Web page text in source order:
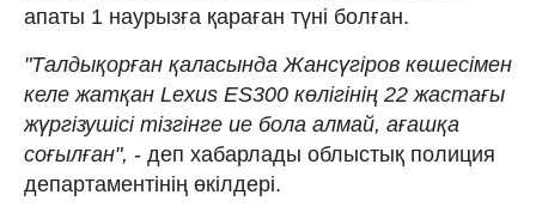
апаты 1 наурызға қараған түні болған.
"Талдықорған қаласында Жансүгіров көшесімен
келе жатқан Lexus ES300 көлігінің 22 жастағы
жүргізушісі тізгінге ие бола алмай, ағашқа
соғылған", - деп хабарлады облыстық полиция
департаментінің өкілдері.